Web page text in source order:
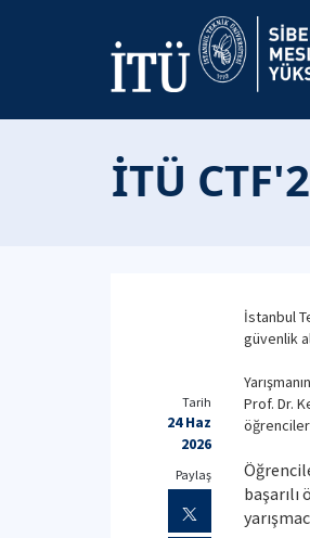
İTÜ
İstanbul
güvenlik
Prof. Dr.
Tarih
24 Haz
2026
Paylaş